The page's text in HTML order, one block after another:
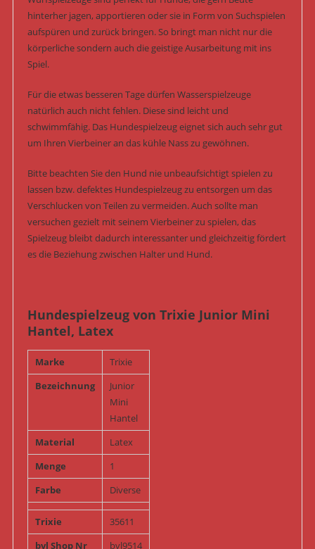
hinterher jagen, apportieren oder sie in Form von Suchspielen
aufspüren und zurück bringen. So bringt man nicht nur die
körperliche sondern auch die geistige Ausarbeitung mit ins
Spiel.
Für die etwas besseren Tage dürfen Wasserspielzeuge
natürlich auch nicht fehlen. Diese sind leicht und
schwimmfähig. Das Hundespielzeug eignet sich auch sehr gut
um Ihren Vierbeiner an das kühle Nass zu gewöhnen.
Bitte beachten Sie den Hund nie unbeaufsichtigt spielen zu
lassen bzw. defektes Hundespielzeug zu entsorgen um das
Verschlucken von Teilen zu vermeiden. Auch sollte man
versuchen gezielt mit seinem Vierbeiner zu spielen, das
Spielzeug bleibt dadurch interessanter und gleichzeitig fördert
es die Beziehung zwischen Halter und Hund.
Hundespielzeug von Trixie Junior Mini
Hantel, Latex
Marke
Trixie
Bezeichnung
Junior
Mini
Hantel
Material
Latex
Menge
1
Farbe
Diverse
Trixie
35611
bvl Shop Nr
bvl9514